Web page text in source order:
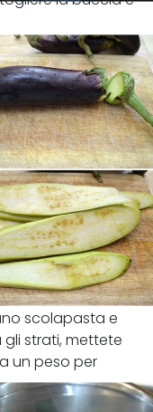
scolapasta e
strati, mettete
un peso per